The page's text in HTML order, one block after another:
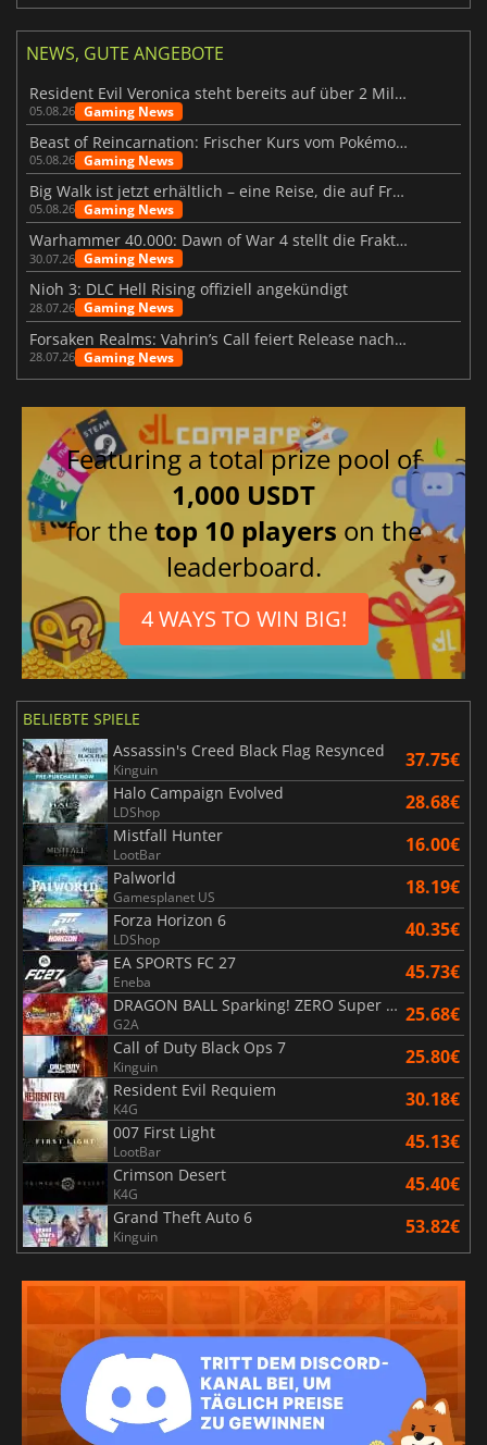
NEWS, GUTE ANGEBOTE
Resident Evil Veronica steht bereits auf über 2 Millionen Wunschlisten
05.08.26 Gaming News
Beast of Reincarnation: Frischer Kurs vom Pokémon-Studio
05.08.26 Gaming News
Big Walk ist jetzt erhältlich – eine Reise, die auf Freundschaft basiert
05.08.26 Gaming News
Warhammer 40.000: Dawn of War 4 stellt die Fraktion der Necrons vor
30.07.26 Gaming News
Nioh 3: DLC Hell Rising offiziell angekündigt
28.07.26 Gaming News
Forsaken Realms: Vahrin’s Call feiert Release nach 10 Jahren
28.07.26 Gaming News
Featuring a total prize pool of
1,000 USDT
for thetop 10 players on the
leaderboard.
4 WAYS TO WIN BIG!
BELIEBTE SPIELE
Assassin's Creed Black Flag Resynced
Kinguin 37.75€
Halo Campaign Evolved
LDShop 28.68€
Mistfall Hunter
LootBar 16.00€
Palworld
Gamesplanet US 18.19€
Forza Horizon 6
LDShop 40.35€
EA SPORTS FC 27
Eneba 45.73€
DRAGON BALL Sparking! ZERO Super Limit Breaking NEO
G2A 25.68€
Call of Duty Black Ops 7
Kinguin 25.80€
Resident Evil Requiem
K4G 30.18€
007 First Light
LootBar 45.13€
Crimson Desert
K4G 45.40€
Grand Theft Auto 6
Kinguin 53.82€